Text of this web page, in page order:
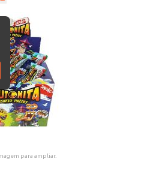
para ampliar.